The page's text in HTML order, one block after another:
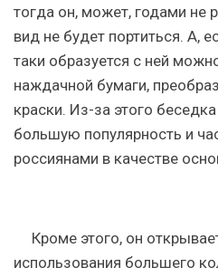
тогда он, может, годами не
вид не будет портиться. А,
таки образуется с ней
наждачной бумаги,
краски. Из-за этого
большую популярность и
россиянами в качестве
Кроме этого, он
использования большего